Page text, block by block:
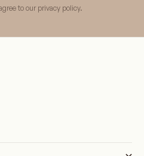
to our privacy policy.